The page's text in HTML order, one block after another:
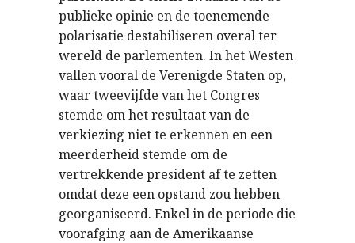
publieke opinie en de toenemende
polarisatie destabiliseren overal ter
wereld de parlementen. In het Westen
vallen vooral de Verenigde Staten op,
waar tweevijfde van het Congres
stemde om het resultaat van de
verkiezing niet te erkennen en een
meerderheid stemde om de
vertrekkende president af te zetten
omdat deze een opstand zou hebben
georganiseerd. Enkel in de periode die
voorafging aan de Amerikaanse